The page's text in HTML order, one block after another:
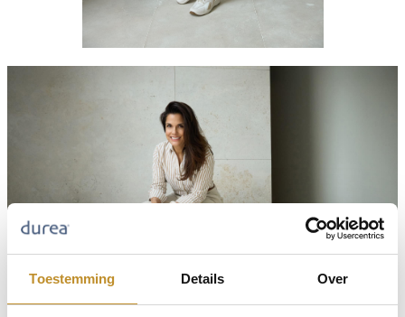
Toestemming Details Over